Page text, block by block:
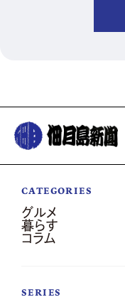
CATEGORIES
グルメ
暮らす
コラム
SERIES